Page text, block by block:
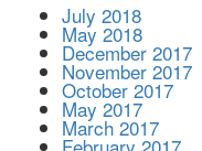
July 2018
May 2018
December 2017
November 2017
October 2017
May 2017
March 2017